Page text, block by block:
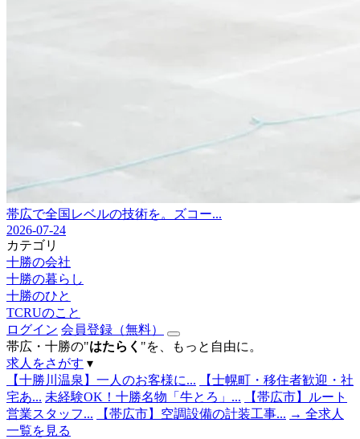
帯広で全国レベルの技術を。ズコー...
2026-07-24
カテゴリ
十勝の会社
十勝の暮らし
十勝のひと
TCRUのこと
ログイン 会員登録（無料）
帯広・十勝の"はたらく "を、もっと自由に。
求人をさがす ▾
【十勝川温泉】一人のお客様に...
【士幌町・移住者歓迎・社
宅あ... 未経験OK！十勝名物「牛とろ」...
【帯広市】ルート
営業スタッフ...
【帯広市】空調設備の計装工事... → 全求人
一覧を見る